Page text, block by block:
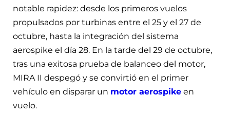
notable rapidez: desde los primeros vuelos
propulsados por turbinas entre el 25 y el 27 de
octubre, hasta la integración del sistema
aerospike el día 28. En la tarde del 29 de octubre,
tras una exitosa prueba de balanceo del motor,
MIRA II despegó y se convirtió en el primer
vehículo en disparar un motor aerospike en
vuelo.